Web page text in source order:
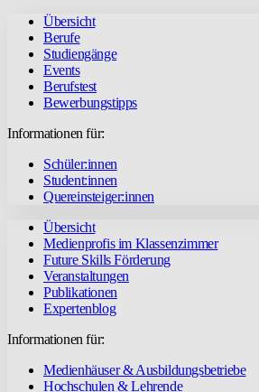
Übersicht
Berufe
Studiengänge
Events
Berufstest
Bewerbungstipps
Informationen für:
Schüler:innen
Student:innen
Quereinsteiger:innen
Übersicht
Medienprofis im Klassenzimmer
Future Skills Förderung
Veranstaltungen
Publikationen
Expertenblog
Informationen für:
Medienhäuser & Ausbildungsbetriebe
Hochschulen & Lehrende